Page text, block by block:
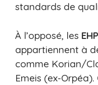
standards de
À l’opposé, les
appartiennent à
comme Korian/
Emeis (ex-